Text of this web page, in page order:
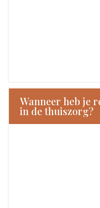
Wanneer heb je
in de thuiszorg?